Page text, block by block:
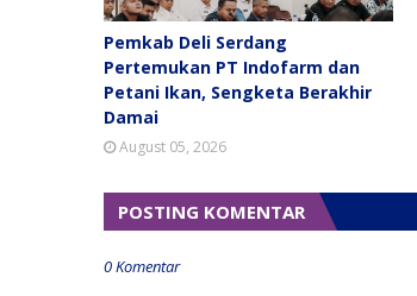
Pemkab Deli Serdang
Pertemukan PT Indofarm dan
Petani Ikan, Sengketa Berakhir
Damai
August 05, 2026
POSTING KOMENTAR
0 Komentar